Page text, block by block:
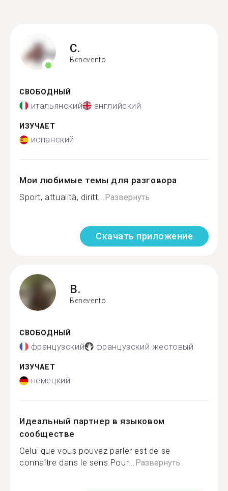
C.
Benevento
СВОБОДНЫЙ
итальянский английский
ИЗУЧАЕТ
испанский
Мои любимые темы для разговора
Sport, attualità, diritt...Развернуть
Скачать приложение
B.
Benevento
СВОБОДНЫЙ
французский французский жестовый
ИЗУЧАЕТ
немецкий
Идеальный партнер в языковом
сообществе
Celui que vous pouvez parler est de se
connaître dans le sens Pour...Развернуть